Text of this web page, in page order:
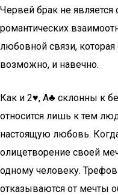
Червей брак не
романтических
любовной связи,
возможно, и навечно.
Как и 2♥, A♣ склонны к
относится лишь к тем
настоящую любовь.
олицетворение своей
одному человеку.
отказываются от мечты